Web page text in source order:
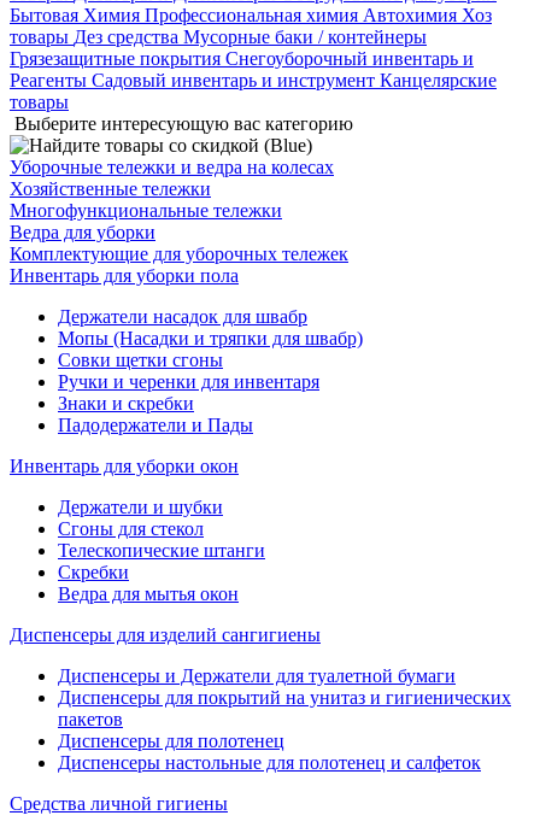
Бытовая Химия Профессиональная химия Автохимия Хоз
товары Дез средства Мусорные баки / контейнеры
Грязезащитные покрытия Снегоуборочный инвентарь и
Реагенты Садовый инвентарь и инструмент Канцелярские
товары
Выберите интересующую вас категорию
Уборочные тележки и ведра на колесах
Хозяйственные тележки
Многофункциональные тележки
Ведра для уборки
Комплектующие для уборочных тележек
Инвентарь для уборки пола
Держатели насадок для швабр
Мопы (Насадки и тряпки для швабр)
Совки щетки сгоны
Ручки и черенки для инвентаря
Знаки и скребки
Падодержатели и Пады
Инвентарь для уборки окон
Держатели и шубки
Сгоны для стекол
Телескопические штанги
Скребки
Ведра для мытья окон
Диспенсеры для изделий сангигиены
Диспенсеры и Держатели для туалетной бумаги
Диспенсеры для покрытий на унитаз и гигиенических
пакетов
Диспенсеры для полотенец
Диспенсеры настольные для полотенец и салфеток
Средства личной гигиены